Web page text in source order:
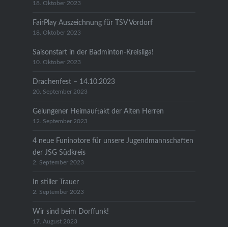
18. Oktober 2023
FairPlay Auszeichnung für TSV Vordorf
18. Oktober 2023
Saisonstart in der Badminton-Kreisliga!
10. Oktober 2023
Drachenfest – 14.10.2023
20. September 2023
Gelungener Heimauftakt der Alten Herren
12. September 2023
4 neue Funinotore für unsere Jugendmannschaften
der JSG Südkreis
2. September 2023
In stiller Trauer
2. September 2023
Wir sind beim Dorffunk!
17. August 2023